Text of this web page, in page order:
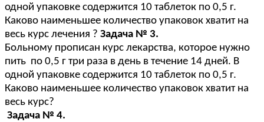
одной упаковке содержится 10 таблеток по 0,5 г.
Каково наименьшее количество упаковок хватит на
весь курс лечения ? Задача № 3.
Больному прописан курс лекарства, которое нужно
пить по 0,5 г три раза в день в течение 14 дней. В
одной упаковке содержится 10 таблеток по 0,5 г.
Каково наименьшее количество упаковок хватит на
весь курс?
Задача № 4.